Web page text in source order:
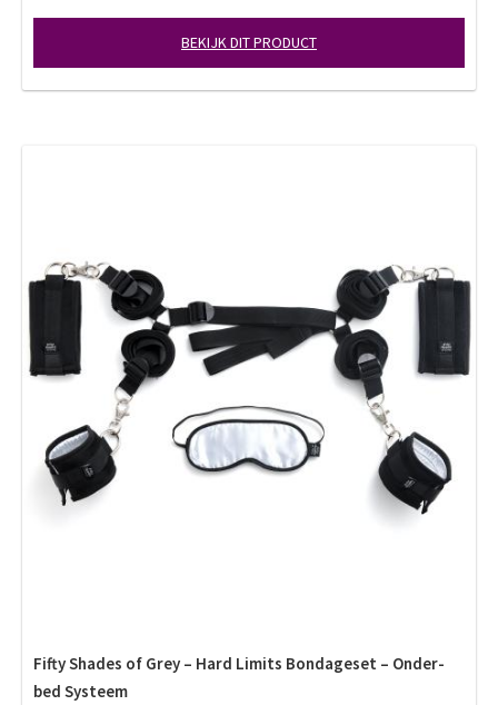
BEKIJK DIT PRODUCT
Fifty Shades of Grey – Hard Limits Bondageset – Onder-
bed Systeem